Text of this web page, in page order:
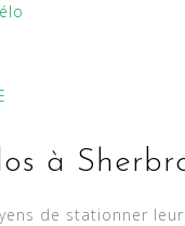
à
de stationner